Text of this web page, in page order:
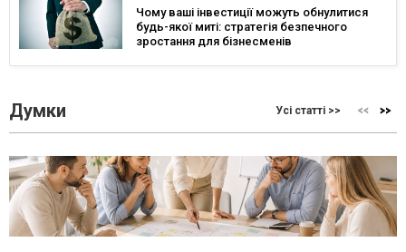
Чому ваші інвестиції можуть обнулитися
будь-якої миті: стратегія безпечного
зростання для бізнесменів
Думки Усі статті >>